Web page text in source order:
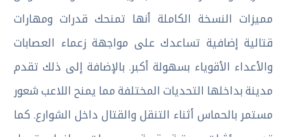
مميزات النسخة الكاملة أنها تمنحك قدرات ومهارات
قتالية إضافية تساعدك على مواجهة زعماء العصابات
والأعداء الأقوياء بسهولة أكبر. بالإضافة إلى ذلك تقدم
مدينة بداخلها التحديات المختلفة مما يمنح اللاعب شعور
مستمر بالحماس أثناء التنقل والقتال داخل الشوارع. كما